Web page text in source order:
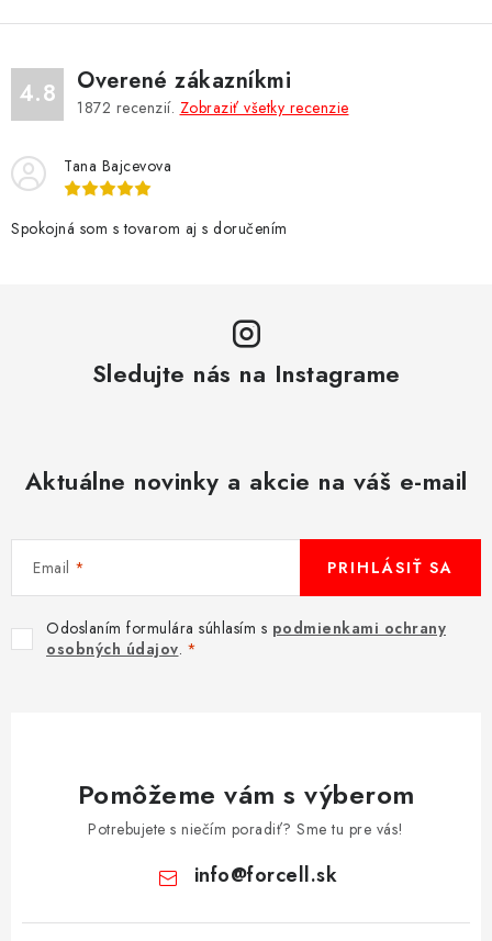
4.8 Overené zákazníkmi
1872 recenzií. Zobraziť všetky recenzie
Tana Bajcevova
Spokojná som s tovarom aj s doručením
Sledujte nás na Instagrame
Aktuálne novinky a akcie na váš e-mail
Email
Odoslaním formulára súhlasím s podmienkami ochrany
osobných údajov.
PRIHLÁSIŤ SA
Pomôžeme vám s výberom
Potrebujete s niečím poradiť? Sme tu pre vás!
info@forcell.sk